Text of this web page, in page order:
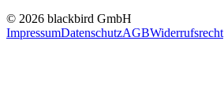
© 2026 blackbird GmbH
ImpressumDatenschutzAGBWiderrufsrecht